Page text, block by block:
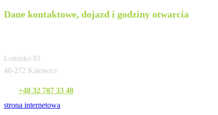
Dane kontaktowe, dojazd i godziny otwarcia
Lotnisko 81
40-272 Katowice
+48 32 787 33 48
strona internetowa